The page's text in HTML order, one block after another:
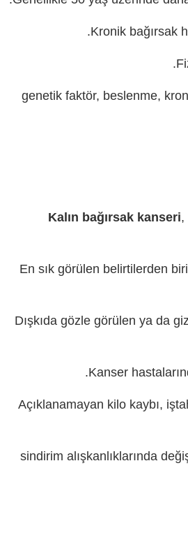
Kronik bağırsak
genetik faktör, beslenme,
Kalın bağırsak kanseri,
En sık görülen belirtilerden
Dışkıda gözle görülen ya da
Kanser
Açıklanamayan kilo kaybı,
sindirim alışkanlıklarında